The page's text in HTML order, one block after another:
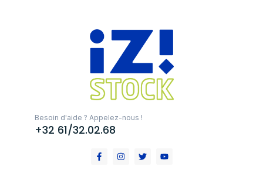
Besoin d'aide ? Appelez-nous !
+32 61/32.02.68